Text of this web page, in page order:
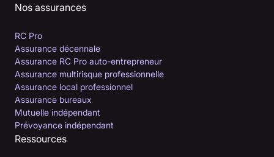
Nos assurances
RC Pro
Assurance décennale
Assurance RC Pro auto-entrepreneur
Assurance multirisque professionnelle
Assurance local professionnel
Assurance bureaux
Mutuelle indépendant
Prévoyance indépendant
Ressources